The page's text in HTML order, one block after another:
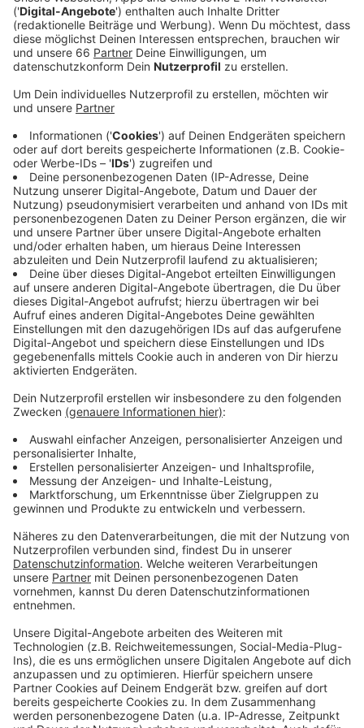
Anzeige
Aufgrund der riesigen Nachfrage gibt es in Köln,
München, Nohfelden undEsch/Alzettejeweils ein
Zusatzkonzert. Der Vorverkauf startet heute (15.5.25)
um 17 Uhr.
Anzeige
Bisher keine Zusatzkonzerte in Düsseldorf
Anzeige
Die beiden Düsseldorfer Stadion-Konzerte waren
gestern in nur drei Minuten restlos ausverkauft. Für
unsere Stadt sind bisher aber keine Zusatzkonzerte
angekündigt worden.
Anzeige
Weitere Infos und Links zum Thema:
Anzeige
Eventkalender der Arena
Eventkalender der Mitsubishi Electric Halle
Eventkalender des PSD Bank Dome
Anzeige